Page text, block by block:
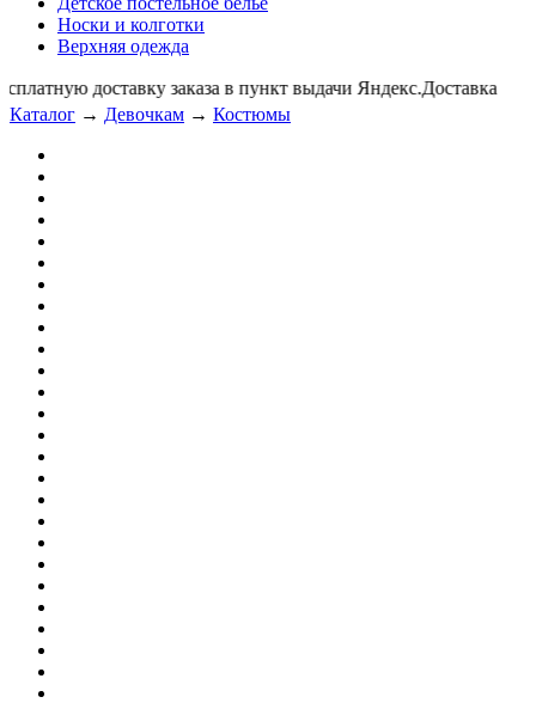
Носки и колготки
Верхняя одежда
доставку заказа в пункт выдачи Яндекс.Доставка
Каталог → Девочкам → Костюмы